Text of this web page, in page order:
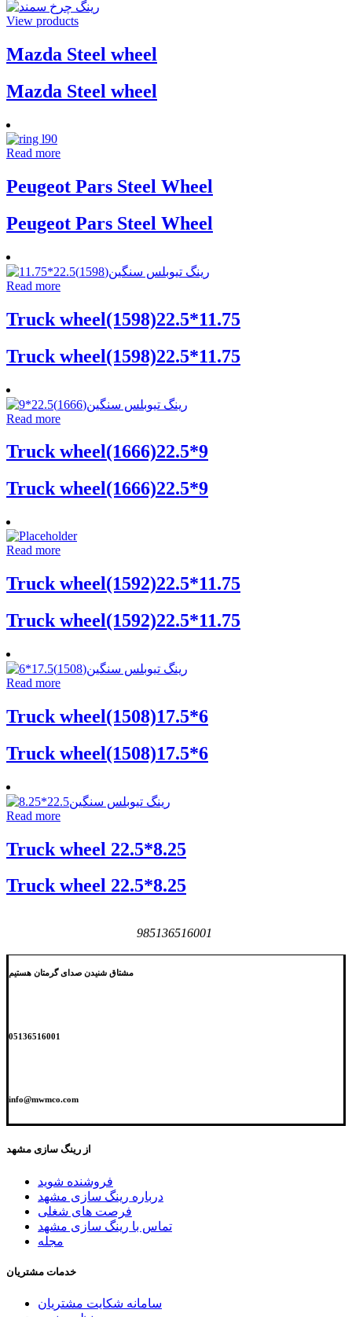
View products
Mazda Steel wheel
Mazda Steel wheel
Read more
Peugeot Pars Steel Wheel
Peugeot Pars Steel Wheel
Read more
Truck wheel(1598)22.5*11.75
Truck wheel(1598)22.5*11.75
Read more
Truck wheel(1666)22.5*9
Truck wheel(1666)22.5*9
Read more
Truck wheel(1592)22.5*11.75
Truck wheel(1592)22.5*11.75
Read more
Truck wheel(1508)17.5*6
Truck wheel(1508)17.5*6
Read more
Truck wheel 22.5*8.25
Truck wheel 22.5*8.25
985136516001
مشتاق شنیدن صدای گرمتان هستیم
05136516001
info@mwmco.com
از رینگ سازی مشهد
فروشنده شوید
درباره رینگ سازی مشهد
فرصت های شغلی
تماس با رینگ سازی مشهد
مجله
خدمات مشتریان
سامانه شکایت مشتریان